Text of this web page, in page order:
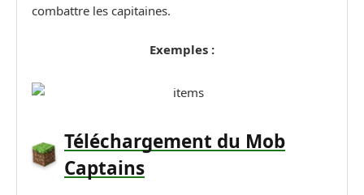
combattre les capitaines.
Exemples :
Téléchargement du Mob
Captains